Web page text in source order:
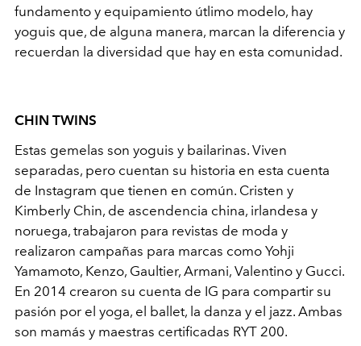
fundamento y equipamiento útlimo modelo, hay
yoguis que, de alguna manera, marcan la diferencia y
recuerdan la diversidad que hay en esta comunidad.
CHIN TWINS
Estas gemelas son yoguis y bailarinas. Viven
separadas, pero cuentan su historia en esta cuenta
de Instagram que tienen en común. Cristen y
Kimberly Chin, de ascendencia china, irlandesa y
noruega, trabajaron para revistas de moda y
realizaron campañas para marcas como Yohji
Yamamoto, Kenzo, Gaultier, Armani, Valentino y Gucci.
En 2014 crearon su cuenta de IG para compartir su
pasión por el yoga, el ballet, la danza y el jazz. Ambas
son mamás y maestras certificadas RYT 200.